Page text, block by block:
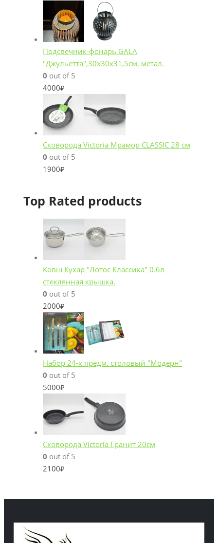
Подсвечник-фонарь GALA
"Джульетта",30х30х31,5см, метал.
0 out of 5
4000₽
Сковорода Victoria Мрамор CLASSIC 28 см
0 out of 5
1900₽
Top Rated products
Ковш Кухар "Лотос Классика" 0.6л
стеклянная крышка.
0 out of 5
2000₽
Набор 24-х предм. столовый "Модерн"
0 out of 5
5000₽
Сковорода Victoria Гранит 20см
0 out of 5
2100₽